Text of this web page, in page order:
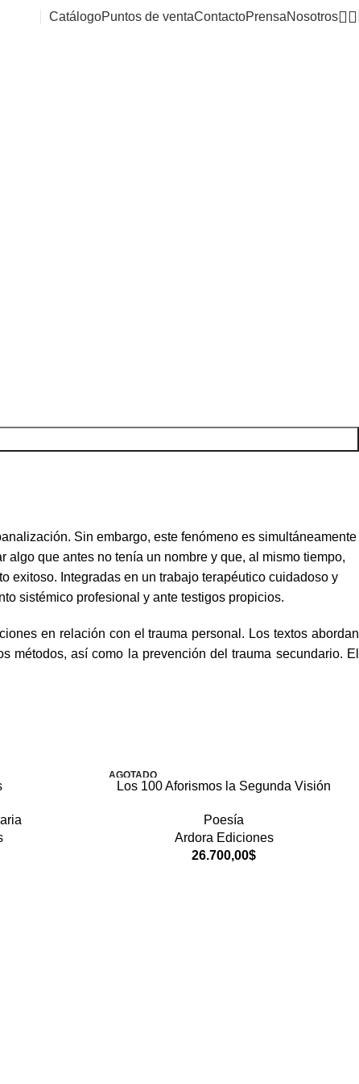
CatálogoPuntos de ventaContactoPrensaNosotros
Sin embargo, este fenómeno es simultáneamente
que antes no tenía un nombre y que, al mismo tiempo,
exitoso. Integradas en un trabajo terapéutico cuidadoso y
sistémico profesional y ante testigos propicios.
en relación con el trauma personal. Los textos abordan
métodos, así como la prevención del trauma secundario. El
AGOTADO
Los 100 Aforismos la Segunda Visión
Poesía
Ardora Ediciones
26.700,00$